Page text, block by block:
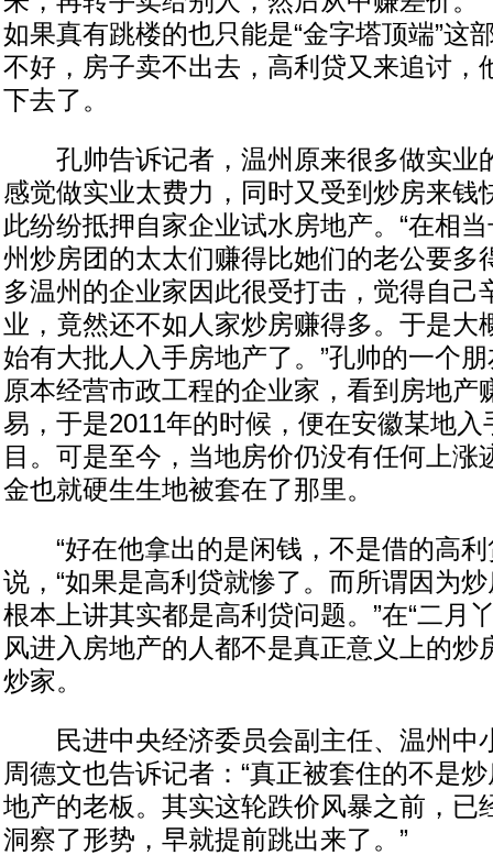
如果真有跳楼的也只能是“金字塔顶端”这
不好，房子卖不出去，高利贷又来追讨，
下去了。
孔帅告诉记者，温州原来很多做实业
感觉做实业太费力，同时又受到炒房来钱
此纷纷抵押自家企业试水房地产。“在相
州炒房团的太太们赚得比她们的老公要多
多温州的企业家因此很受打击，觉得自己
业，竟然还不如人家炒房赚得多。于是大
始有大批人入手房地产了。”孔帅的一个
原本经营市政工程的企业家，看到房地产
易，于是2011年的时候，便在安徽某地
目。可是至今，当地房价仍没有任何上涨
金也就硬生生地被套在了那里。
“好在他拿出的是闲钱，不是借的高利
说，“如果是高利贷就惨了。而所谓因为
根本上讲其实都是高利贷问题。”在“二月
风进入房地产的人都不是真正意义上的炒
炒家。
民进中央经济委员会副主任、温州中
周德文也告诉记者：“真正被套住的不是
地产的老板。其实这轮跌价风暴之前，已
洞察了形势，早就提前跳出来了。”